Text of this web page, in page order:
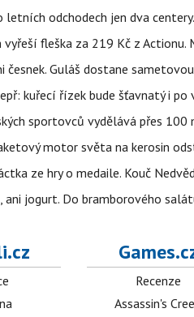
letních odchodech jen dva
fleška za 219 Kč z
česnek. Guláš dostane
kuřecí řízek bude šťavnatý i
sportovců vydělává přes
motor světa na kerosin
ze hry o medaile. Kouč
ani jogurt. Do bramborového
Recenze
Assassin's